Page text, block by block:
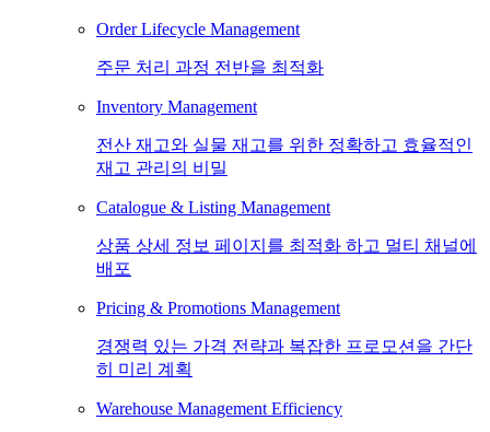
Order Lifecycle Management
주문 처리 과정 전반을 최적화
Inventory Management
전산 재고와 실물 재고를 위한 정확하고 효율적인
재고 관리의 비밀
Catalogue & Listing Management
상품 상세 정보 페이지를 최적화 하고 멀티 채널에
배포
Pricing & Promotions Management
경쟁력 있는 가격 전략과 복잡한 프로모션을 간단
히 미리 계획
Warehouse Management Efficiency